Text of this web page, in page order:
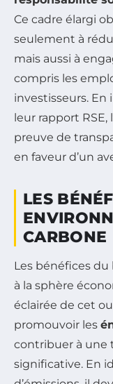
Ce cadre élargi
seulement à
mais aussi à
compris les
investisseurs.
leur rapport
preuve de
en faveur d’un
LES
CARBONE
Les bénéfices
à la sphère
éclairée de cet
promouvoir les
contribuer à une
significative. En